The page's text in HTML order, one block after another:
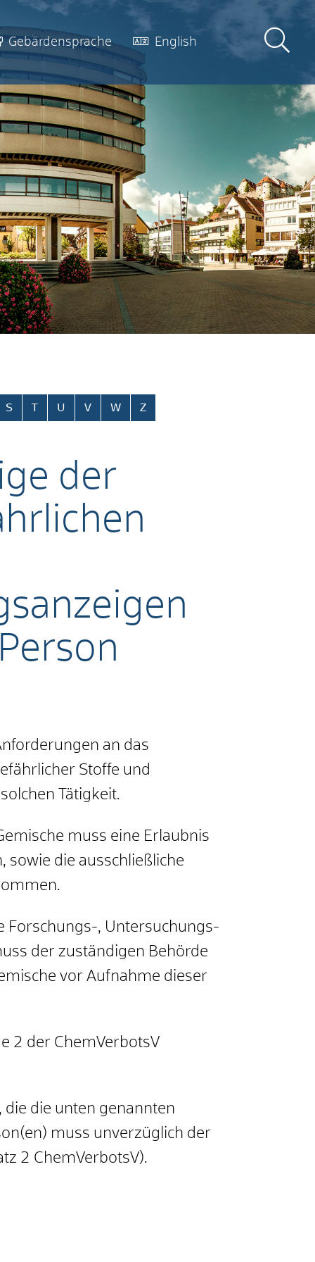
Gebärdensprache English
S T U V W Z
der
an das
Stoffe und
Tätigkeit.
muss eine Erlaubnis
sowie die ausschließliche
Forschungs-, Untersuchungs-
der zuständigen Behörde
vor Aufnahme dieser
2 der ChemVerbotsV
die die unten genannten
muss unverzüglich der
2 ChemVerbotsV).